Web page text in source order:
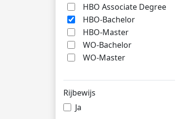
HBO Associate Degree
HBO-Bachelor
HBO-Master
WO-Bachelor
WO-Master
Rijbewijs
Ja